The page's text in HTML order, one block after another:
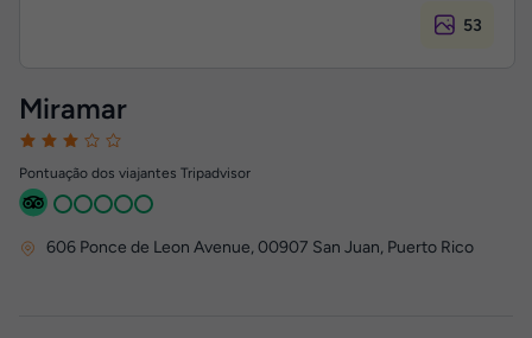
53
Miramar
Pontuação dos viajantes Tripadvisor
606 Ponce de Leon Avenue,00907 San Juan, Puerto Rico